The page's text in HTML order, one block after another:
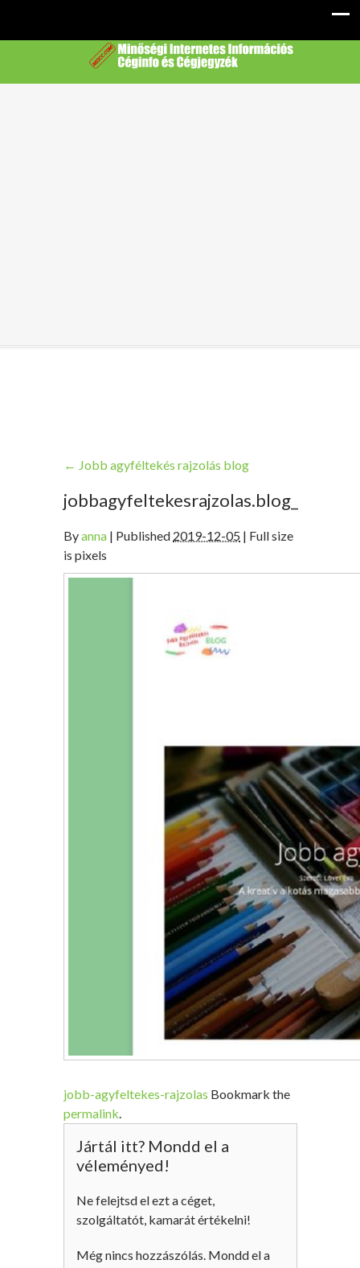
← Jobb agyféltekés rajzolás blog
jobbagyfeltekesrajzolas.blog_
Byanna | Published 2019-12-05 | Full size
is pixels
jobb-agyfeltekes-rajzolas Bookmark the
permalink.
Jártál itt? Mondd el a
véleményed!
Ne felejtsd el ezt a céget,
szolgáltatót, kamarát értékelni!
Még nincs hozzászólás. Mondd el a